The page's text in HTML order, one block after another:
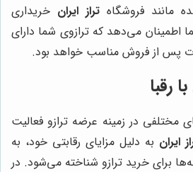
مانند فروشگاه تراز ایران خریداری
اطمینان می‌دهد که ترازوی شما دارای
پس از فروش مناسب خواهد بود.
رقبا
مختلفی در زمینه عرضه ترازو فعالیت
ایران به دلیل مزایای رقابتی خود، به
برای خرید ترازو شناخته می‌شود. در